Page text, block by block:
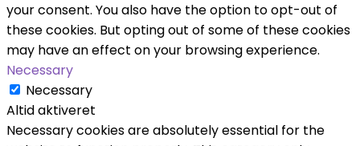
your consent. You also have the option to opt-out of
these cookies. But opting out of some of these cookies
may have an effect on your browsing experience.
Necessary
Necessary
Altid aktiveret
Necessary cookies are absolutely essential for the